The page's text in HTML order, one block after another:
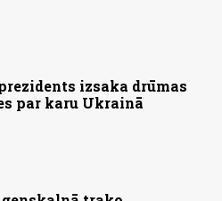
izsaka drūmas
par karu Ukrainā